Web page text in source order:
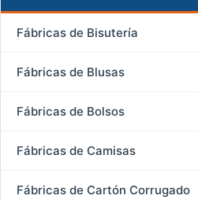
Fábricas de Bisutería
Fábricas de Blusas
Fábricas de Bolsos
Fábricas de Camisas
Fábricas de Cartón Corrugado